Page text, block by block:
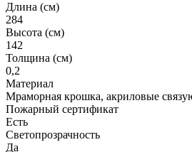
Длина (см)
284
Высота (см)
142
Толщина (см)
0,2
Материал
Мраморная крошка, акриловые
Пожарный сертификат
Есть
Светопрозрачность
Да